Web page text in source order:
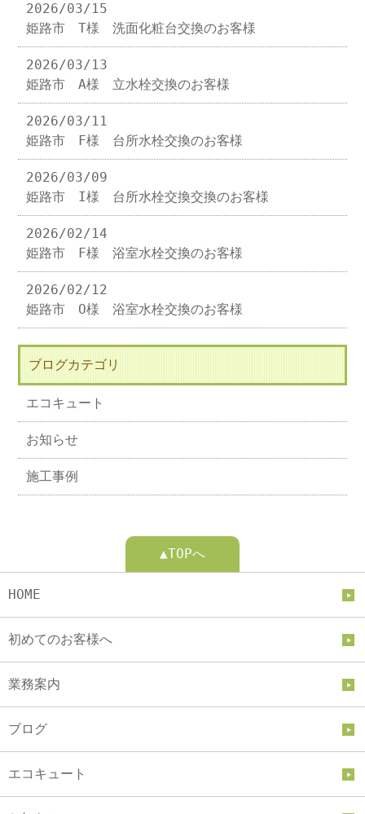
2026/03/15
姫路市 T様 洗面化粧台交換のお客様
2026/03/13
姫路市 A様 立水栓交換のお客様
2026/03/11
姫路市 F様 台所水栓交換のお客様
2026/03/09
姫路市 I様 台所水栓交換交換のお客様
2026/02/14
姫路市 F様 浴室水栓交換のお客様
2026/02/12
姫路市 O様 浴室水栓交換のお客様
ブログカテゴリ
エコキュート
お知らせ
施工事例
▲TOPへ
HOME
初めてのお客様へ
業務案内
ブログ
エコキュート